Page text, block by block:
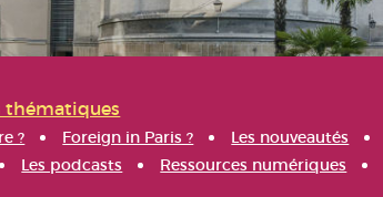
thématiques
? Foreign in Paris ? Les nouveautés
Les podcasts Ressources numériques